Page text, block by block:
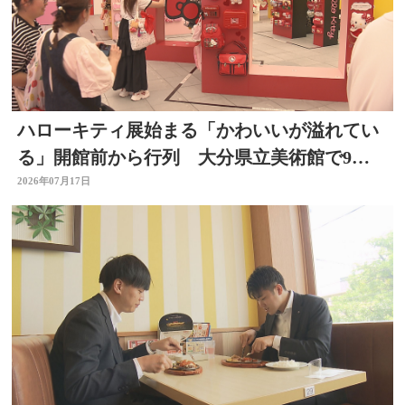
ハローキティ展始まる「かわいいが溢れてい
る」開館前から行列 大分県立美術館で9月
23日まで
2026年07月17日